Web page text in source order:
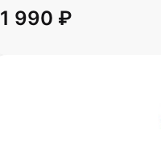
1 990 ₽